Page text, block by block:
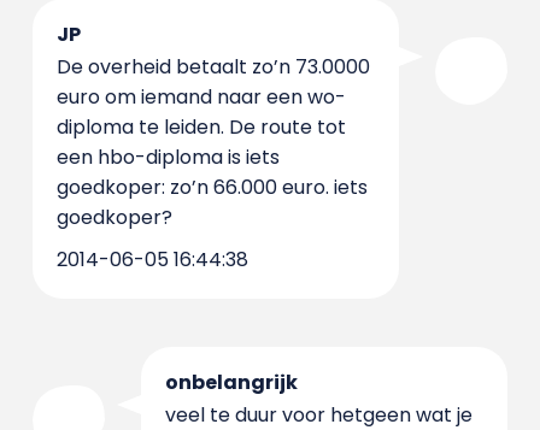
JP
De overheid betaalt zo’n 73.0000
euro om iemand naar een wo-
diploma te leiden. De route tot
een hbo-diploma is iets
goedkoper: zo’n 66.000 euro. iets
goedkoper?
2014-06-05 16:44:38
onbelangrijk
veel te duur voor hetgeen wat je